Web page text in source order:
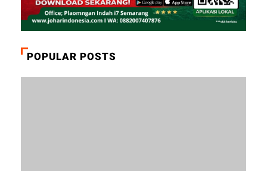
POPULAR POSTS